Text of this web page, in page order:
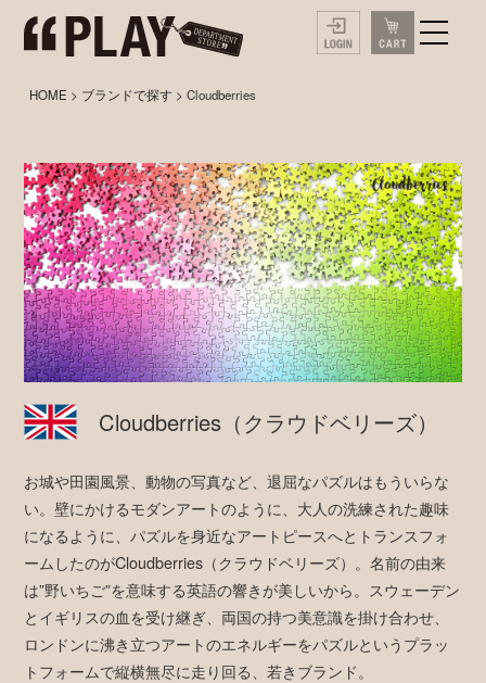
HOME > ブランドで探す > Cloudberries
Cloudberries （クラウドベリーズ）
お城や田園風景、動物の写真など、退屈なパズルはもういらな
い。壁にかけるモダンアートのように、大人の洗練された趣味
になるように、パズルを身近なアートピースへとトランスフォ
ームしたのがCloudberries（クラウドベリーズ）。名前の由来
は”野いちご”を意味する英語の響きが美しいから。スウェーデン
とイギリスの血を受け継ぎ、両国の持つ美意識を掛け合わせ、
ロンドンに沸き立つアートのエネルギーをパズルというプラッ
トフォームで縦横無尽に走り回る、若きブランド。